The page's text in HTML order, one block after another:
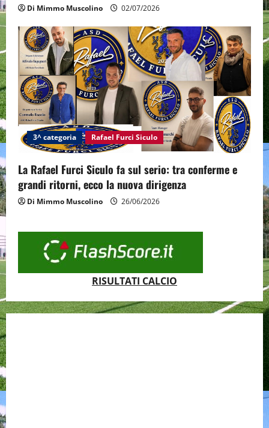
Di Mimmo Muscolino 02/07/2026
3^ categoria Rafael Furci Siculo
La Rafael Furci Siculo fa sul serio: tra conferme e
grandi ritorni, ecco la nuova dirigenza
Di Mimmo Muscolino 26/06/2026
RISULTATI CALCIO